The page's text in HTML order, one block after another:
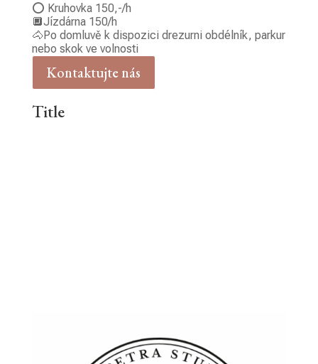
⭕️ Kruhovka 150,-/h
🔲Jízdárna 150/h
🐴Po domluvě k dispozici drezurni obdélník, parkur
nebo skok ve volnosti
Kontaktujte nás
Title